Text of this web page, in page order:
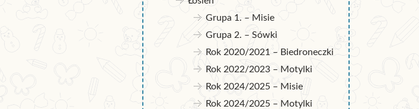
Grupa 1. – Misie
Grupa 2. – Sówki
Rok 2020/2021 – Biedroneczki
Rok 2022/2023 – Motylki
Rok 2024/2025 – Misie
Rok 2024/2025 – Motylki